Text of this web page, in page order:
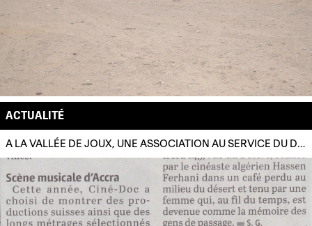
ACTUALITÉ
A LA VALLÉE DE JOUX, UNE ASSOCIATION AU SERVICE DU DOCUMENTAIRE